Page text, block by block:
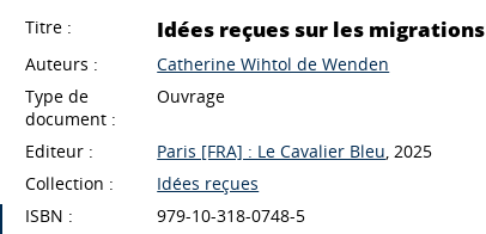
Titre : Idées reçues sur les migrations
Auteurs :
Catherine Wihtol de Wenden
Type de
document :
Ouvrage
Editeur : Paris [FRA] : Le Cavalier Bleu , 2025
Collection :
Idées reçues
ISBN :
979-10-318-0748-5